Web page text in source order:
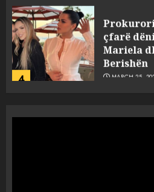
4
çfarë
Mariela
Berishën
MARCH 25, 2025